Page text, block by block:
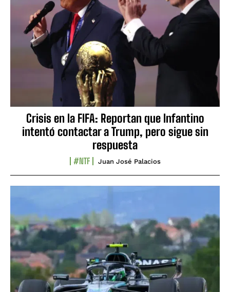
Crisis en la FIFA: Reportan que Infantino
intentó contactar a Trump, pero sigue sin
respuesta
#NTF Juan José Palacios